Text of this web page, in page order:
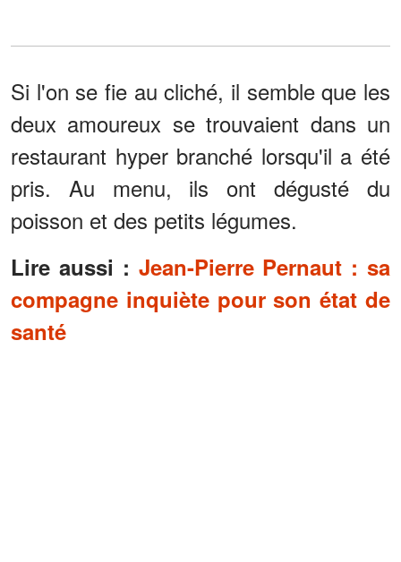
Si l'on se fie au cliché, il semble que les
deux amoureux se trouvaient dans un
restaurant hyper branché lorsqu'il a été
pris. Au menu, ils ont dégusté du
poisson et des petits légumes.
Lire aussi : Jean-Pierre Pernaut : sa
compagne inquiète pour son état de
santé